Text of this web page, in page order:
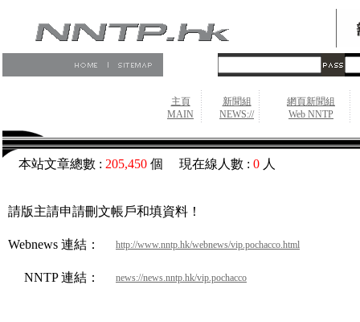
主頁
MAIN
新聞組
NEWS://
網頁新聞組
Web NNTP
本站文章總數 : 205,450 個 現在線人數 : 0 人
請版主請申請刪文帳戶和填資料！
Webnews 連結： http://www.nntp.hk/webnews/vip.pochacco.html
NNTP 連結： news://news.nntp.hk/vip.pochacco